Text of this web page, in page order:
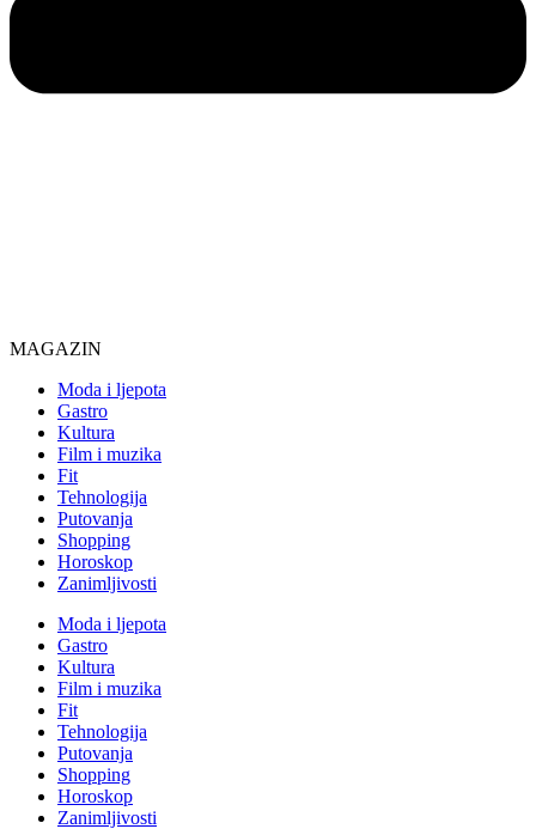
MAGAZIN
Moda i ljepota
Gastro
Kultura
Film i muzika
Fit
Tehnologija
Putovanja
Shopping
Horoskop
Zanimljivosti
Moda i ljepota
Gastro
Kultura
Film i muzika
Fit
Tehnologija
Putovanja
Shopping
Horoskop
Zanimljivosti